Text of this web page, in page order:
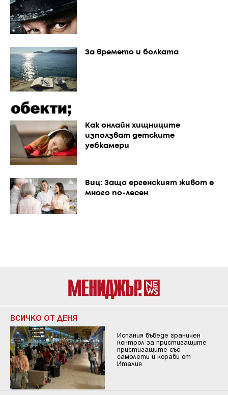
За времето и болката
Как онлайн хищниците
използват детските
уебкамери
Виц: Защо ергенският живот е
много по-лесен
ВСИЧКО ОТ ДЕНЯ
Испания въведе граничен
контрол за пристигащите
пристигащите със
самолети и кораби от
Италия